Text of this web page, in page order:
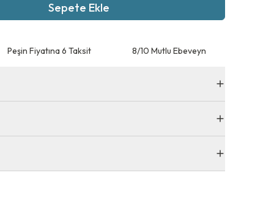
Sepete Ekle
Peşin Fiyatına 6 Taksit 8/10 Mutlu Ebeveyn